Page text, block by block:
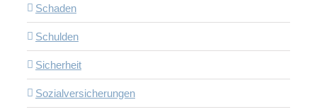
Schaden
Schulden
Sicherheit
Sozialversicherungen